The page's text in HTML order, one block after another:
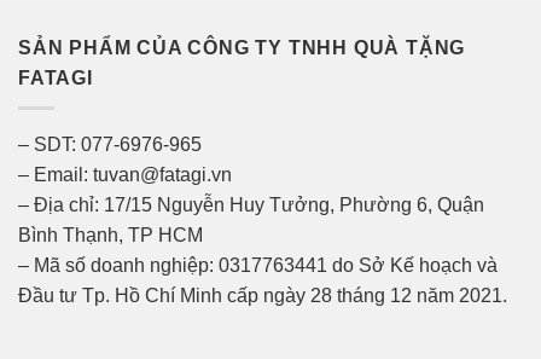
SẢN PHẨM CỦA CÔNG TY TNHH QUÀ TẶNG
FATAGI
– SDT: 077-6976-965
– Email: tuvan@fatagi.vn
– Địa chỉ: 17/15 Nguyễn Huy Tưởng, Phường 6, Quận
Bình Thạnh, TP HCM
– Mã số doanh nghiệp: 0317763441 do Sở Kế hoạch và
Đầu tư Tp. Hồ Chí Minh cấp ngày 28 tháng 12 năm 2021.